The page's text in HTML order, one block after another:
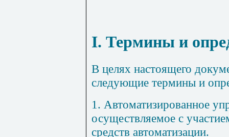
I. Термины и
В целях настоящего
следующие термины и
1. Автоматизированное
осуществляемое с
средств автоматизации.